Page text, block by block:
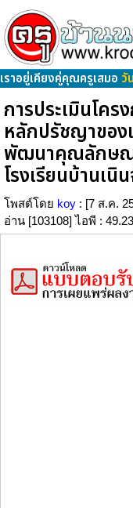
เราอยู่เคียงคู่คุณครูเสมอ วั
การประเมินโคร
หลักปรัชญาของ
พัฒนาคุณลักษณ
โรงเรียนบ้านเนิ
โพสต์โดย koy : [7 ส.ค.
อ่าน [103108] ไอพี :